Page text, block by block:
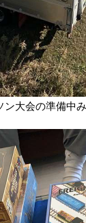
大会の準備中み